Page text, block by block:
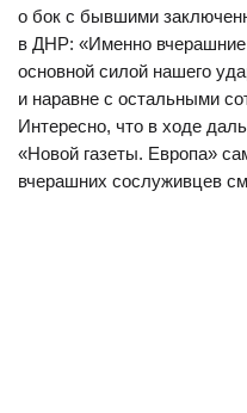
о бок с бывшими
в ДНР: «Именно вчерашние
основной силой нашего
и наравне с остальными
Интересно, что в ходе
«Новой газеты. Европа»
вчерашних сослуживцев